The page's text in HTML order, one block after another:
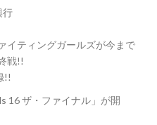
行
イティングガールズが今まで
戦!!
!!
16 ザ・ファイナル」が開